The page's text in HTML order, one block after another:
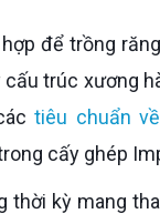
cấu trúc xương
tiêu chuẩn
cấy ghép